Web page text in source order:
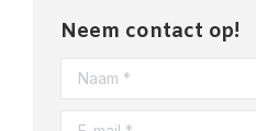
Neem contact op!
Naam *
E-mail *